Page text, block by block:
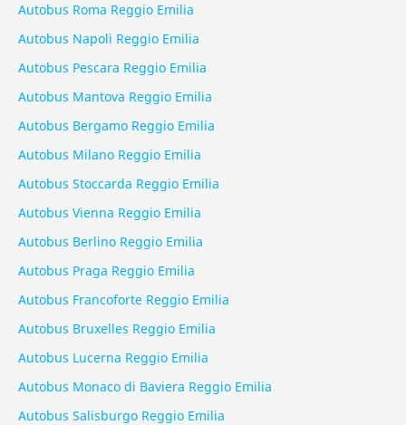
Autobus Roma Reggio Emilia
Autobus Napoli Reggio Emilia
Autobus Pescara Reggio Emilia
Autobus Mantova Reggio Emilia
Autobus Bergamo Reggio Emilia
Autobus Milano Reggio Emilia
Autobus Stoccarda Reggio Emilia
Autobus Vienna Reggio Emilia
Autobus Berlino Reggio Emilia
Autobus Praga Reggio Emilia
Autobus Francoforte Reggio Emilia
Autobus Bruxelles Reggio Emilia
Autobus Lucerna Reggio Emilia
Autobus Monaco di Baviera Reggio Emilia
Autobus Salisburgo Reggio Emilia